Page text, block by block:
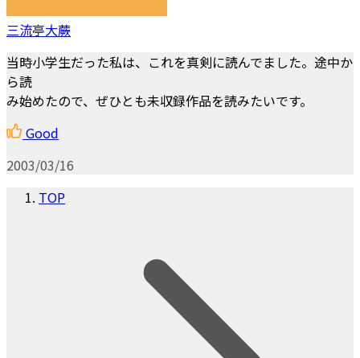
三流亭大蕨
当時小学生だった私は、これを真剣に読んでました。途中か
ら読
み始めたので、ぜひとも未収録作品を読みたいです。
Good
2003/03/16
TOP